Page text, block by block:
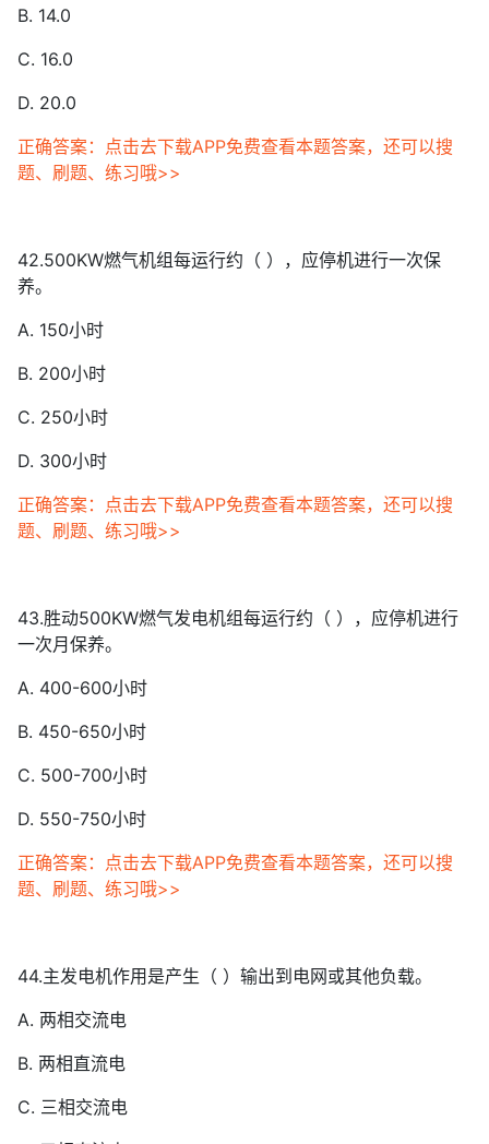
B. 14.0
C. 16.0
D. 20.0
正确答案：点击去下载APP免费查看本题答案，还可以搜
题、刷题、练习哦>>
42.500KW燃气机组每运行约（ ），应停机进行一次保
养。
A. 150小时
B. 200小时
C. 250小时
D. 300小时
正确答案：点击去下载APP免费查看本题答案，还可以搜
题、刷题、练习哦>>
43.胜动500KW燃气发电机组每运行约（ ），应停机进行
一次月保养。
A. 400-600小时
B. 450-650小时
C. 500-700小时
D. 550-750小时
正确答案：点击去下载APP免费查看本题答案，还可以搜
题、刷题、练习哦>>
44.主发电机作用是产生（ ）输出到电网或其他负载。
A. 两相交流电
B. 两相直流电
C. 三相交流电